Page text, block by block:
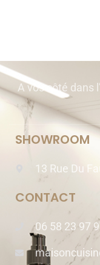
A vos côté dans
SHOWROOM​
13 Rue Du
CONTACT
06 58 23 97